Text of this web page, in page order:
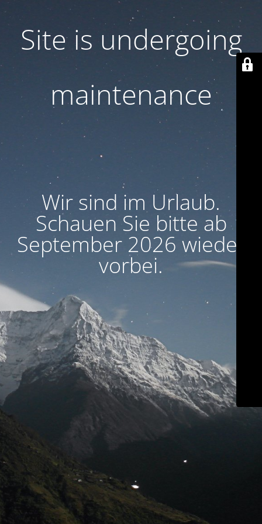
Site is undergoing
maintenance
Wir sind im Urlaub.
Schauen Sie bitte ab
September 2026 wieder
vorbei.